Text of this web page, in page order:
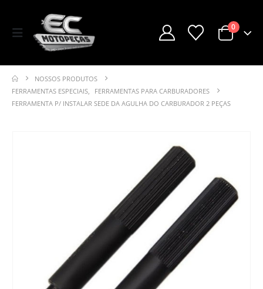
0
NOSSOS PRODUTOS
FERRAMENTAS ESPECIAIS,
FERRAMENTAS PARA CARBURADORES
FERRAMENTA P/ INSTALAR SEDE DA AGULHA DO CARBURADOR 2 PEÇAS